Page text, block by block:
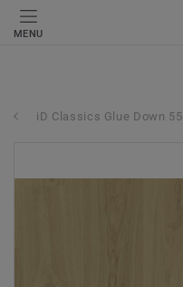
MENU
iD Classics Glue Down 55